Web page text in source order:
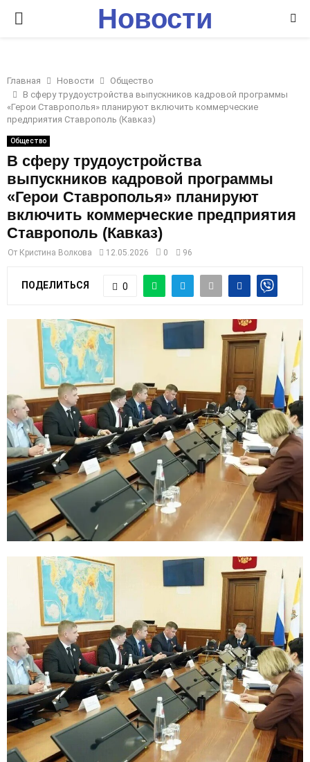
P
I
M
A
R
Y
M
U
Новости
Главная Новости
Общество
В сферу трудоустройства выпускников кадровой программы
«Герои Ставрополья» планируют включить коммерческие
предприятия Ставрополь (Кавказ)
Общество
В сферу трудоустройства
выпускников кадровой программы
«Герои Ставрополья» планируют
включить коммерческие предприятия
Ставрополь (Кавказ)
От Кристина Волкова 12.05.2026 0 96
ПОДЕЛИТЬСЯ 0